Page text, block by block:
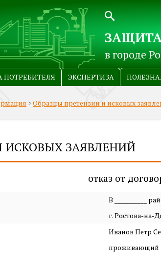
в городе
ПОТРЕБИТЕЛЯ ЭКСПЕРТИЗА
>Образцы претензии и исковых
ИСКОВЫХ ЗАЯВЛЕНИЙ
отказ от
В ___________
г. Ростова-на-
Иванов Петр
проживающий по